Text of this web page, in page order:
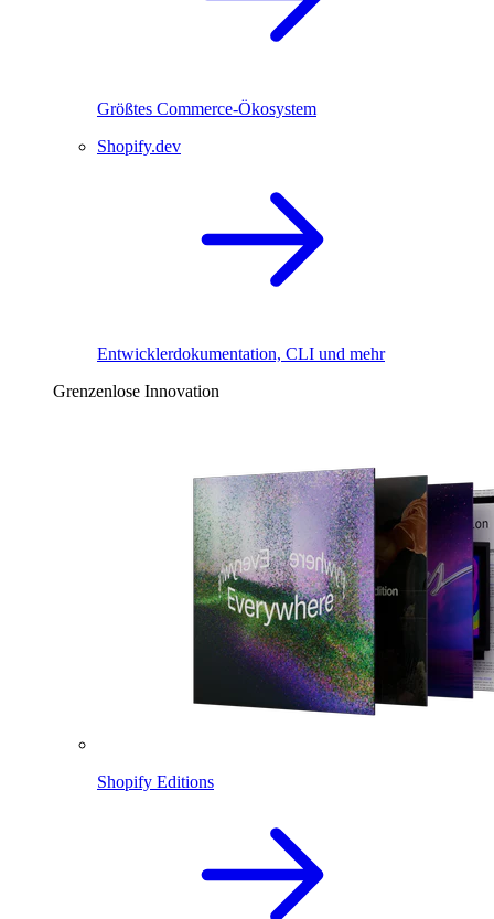
Größtes Commerce-Ökosystem
Shopify.dev
Entwicklerdokumentation, CLI und mehr
Grenzenlose Innovation
Shopify Editions